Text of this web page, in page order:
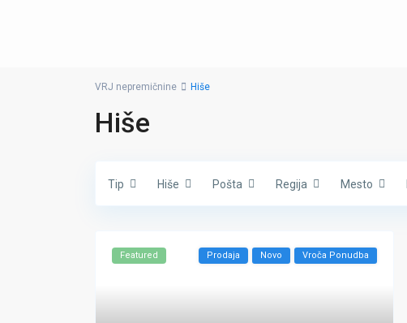
VRJ nepremičnine Hiše
Hiše
Tip Hiše Pošta Regija Mesto
Featured Prodaja Novo Vroča Ponudba